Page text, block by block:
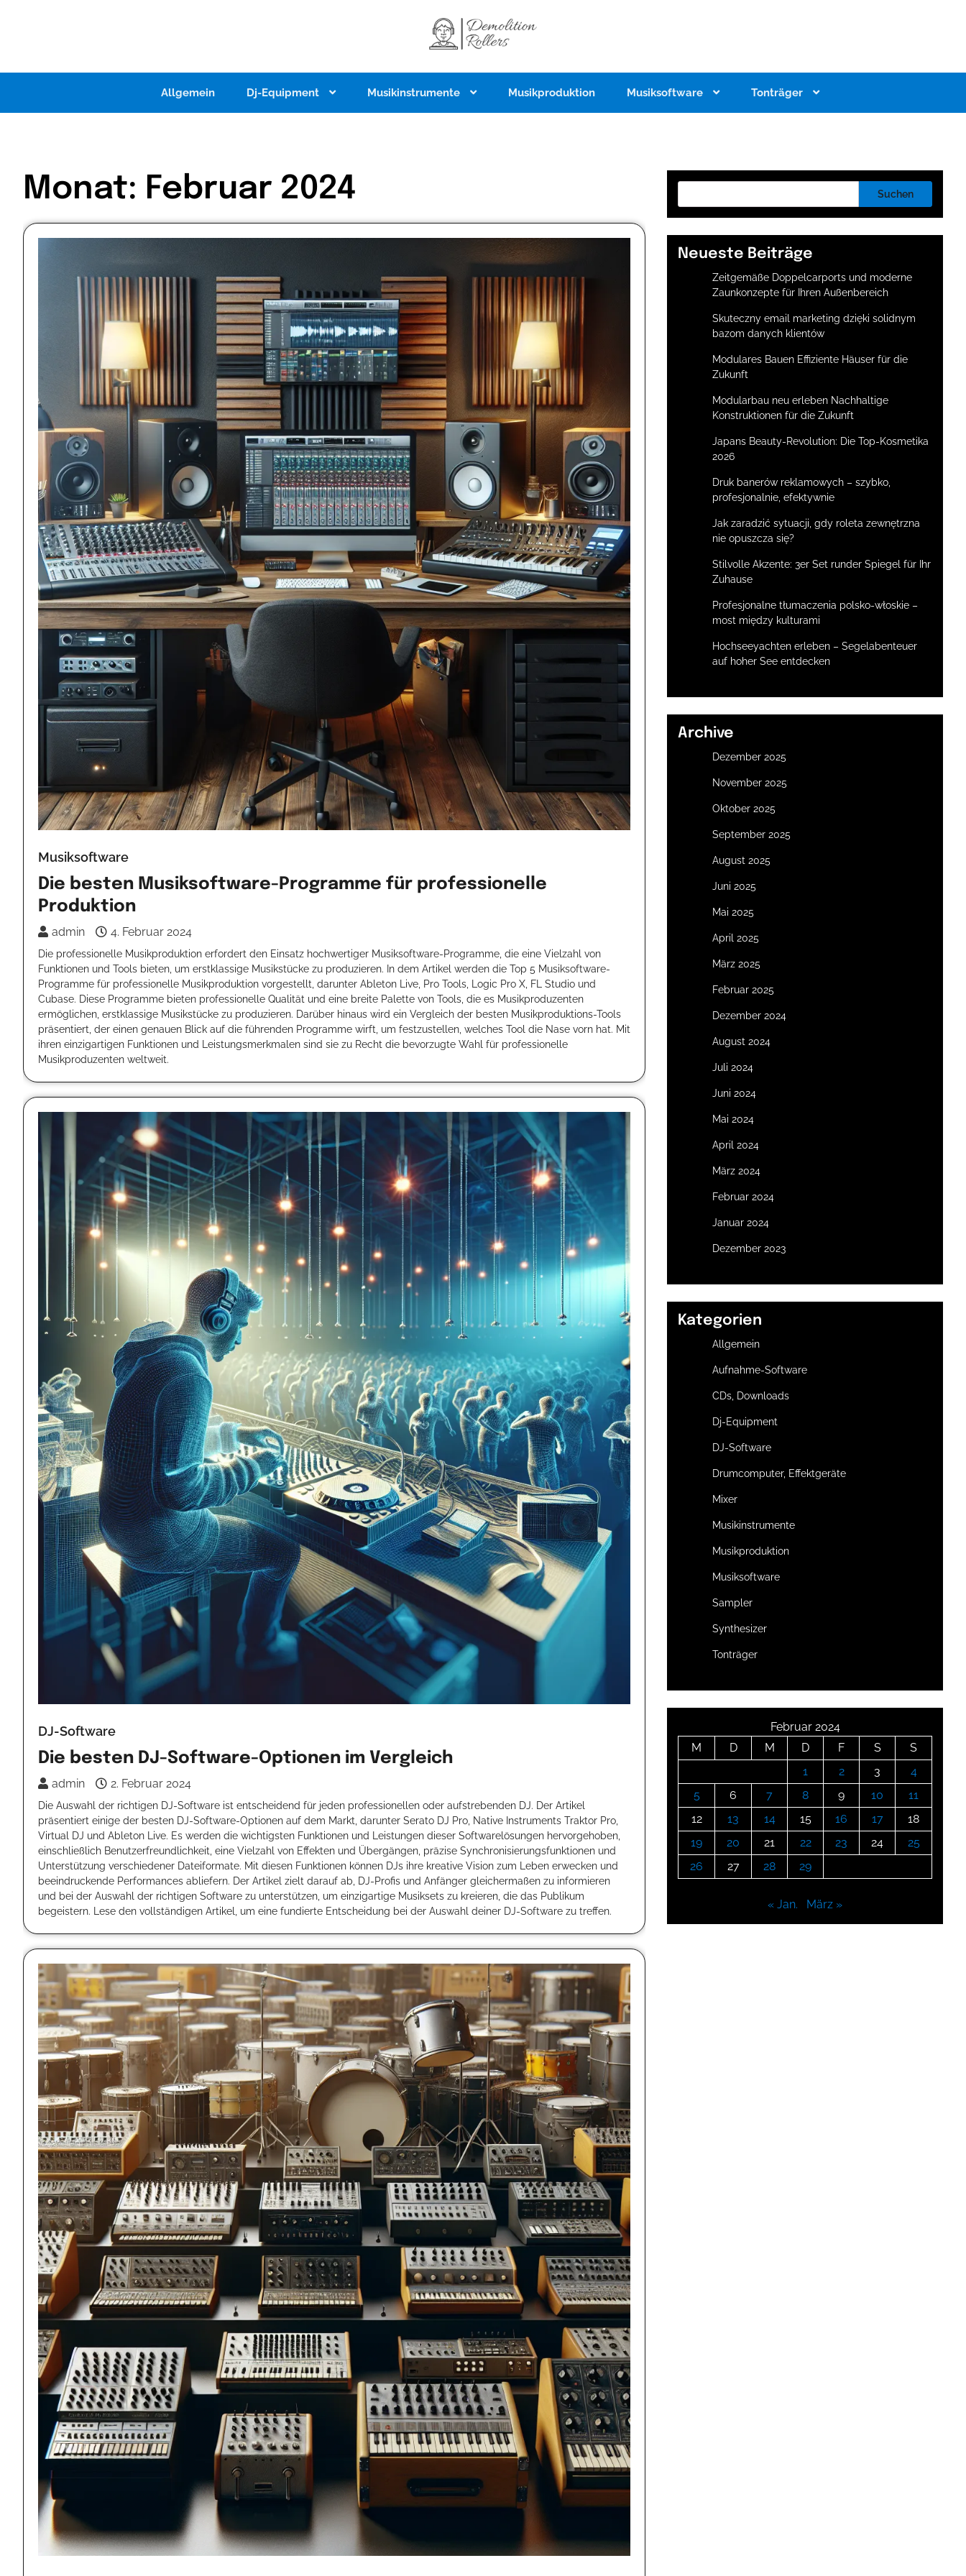
Allgemein Dj-Equipment Musikinstrumente Musikproduktion Musiksoftware Tonträger
Monat: Februar 2024
Musiksoftware
Die besten Musiksoftware-Programme für professionelle
Produktion
admin 4. Februar 2024
Die professionelle Musikproduktion erfordert den Einsatz hochwertiger Musiksoftware-Programme, die eine Vielzahl von
Funktionen und Tools bieten, um erstklassige Musikstücke zu produzieren. In dem Artikel werden die Top 5 Musiksoftware-
Programme für professionelle Musikproduktion vorgestellt, darunter Ableton Live, Pro Tools, Logic Pro X, FL Studio und
Cubase. Diese Programme bieten professionelle Qualität und eine breite Palette von Tools, die es Musikproduzenten
ermöglichen, erstklassige Musikstücke zu produzieren. Darüber hinaus wird ein Vergleich der besten Musikproduktions-Tools
präsentiert, der einen genauen Blick auf die führenden Programme wirft, um festzustellen, welches Tool die Nase vorn hat. Mit
ihren einzigartigen Funktionen und Leistungsmerkmalen sind sie zu Recht die bevorzugte Wahl für professionelle
Musikproduzenten weltweit.
DJ-Software
Die besten DJ-Software-Optionen im Vergleich
admin 2. Februar 2024
Die Auswahl der richtigen DJ-Software ist entscheidend für jeden professionellen oder aufstrebenden DJ. Der Artikel
präsentiert einige der besten DJ-Software-Optionen auf dem Markt, darunter Serato DJ Pro, Native Instruments Traktor Pro,
Virtual DJ und Ableton Live. Es werden die wichtigsten Funktionen und Leistungen dieser Softwarelösungen hervorgehoben,
einschließlich Benutzerfreundlichkeit, eine Vielzahl von Effekten und Übergängen, präzise Synchronisierungsfunktionen und
Unterstützung verschiedener Dateiformate. Mit diesen Funktionen können DJs ihre kreative Vision zum Leben erwecken und
beeindruckende Performances abliefern. Der Artikel zielt darauf ab, DJ-Profis und Anfänger gleichermaßen zu informieren
und bei der Auswahl der richtigen Software zu unterstützen, um einzigartige Musiksets zu kreieren, die das Publikum
begeistern. Lese den vollständigen Artikel, um eine fundierte Entscheidung bei der Auswahl deiner DJ-Software zu treffen.
Suchen
Neueste Beiträge
Zeitgemäße Doppelcarports und moderne
Zaunkonzepte für Ihren Außenbereich
Skuteczny email marketing dzięki solidnym
bazom danych klientów
Modulares Bauen Effiziente Häuser für die
Zukunft
Modularbau neu erleben Nachhaltige
Konstruktionen für die Zukunft
Japans Beauty-Revolution: Die Top-Kosmetika
2026
Druk banerów reklamowych – szybko,
profesjonalnie, efektywnie
Jak zaradzić sytuacji, gdy roleta zewnętrzna
nie opuszcza się?
Stilvolle Akzente: 3er Set runder Spiegel für Ihr
Zuhause
Profesjonalne tłumaczenia polsko-włoskie –
most między kulturami
Hochseeyachten erleben – Segelabenteuer
auf hoher See entdecken
Archive
Dezember 2025
November 2025
Oktober 2025
September 2025
August 2025
Juni 2025
Mai 2025
April 2025
März 2025
Februar 2025
Dezember 2024
August 2024
Juli 2024
Juni 2024
Mai 2024
April 2024
März 2024
Februar 2024
Januar 2024
Dezember 2023
Kategorien
Allgemein
Aufnahme-Software
CDs, Downloads
Dj-Equipment
DJ-Software
Drumcomputer, Effektgeräte
Mixer
Musikinstrumente
Musikproduktion
Musiksoftware
Sampler
Synthesizer
Tonträger
Februar 2024
M
D M D F S
S
1
2 3
4
5
6 7 8 9 10
11
12
13 14 15 16 17
18
19
20 21 22 23 24
25
26
27 28 29
« Jan. März »